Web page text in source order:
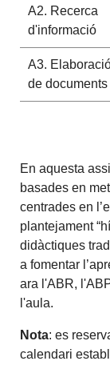
A2. Recerca
d'informació
A3.
de documents
En aquesta
basades en
centrades en
plantejament
didàctiques
a fomentar
ara l'ABR,
l'aula.
Nota: es
calendari